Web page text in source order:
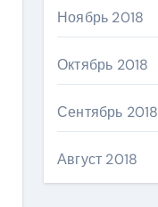
Ноябрь 2018
Октябрь 2018
Сентябрь 2018
Август 2018